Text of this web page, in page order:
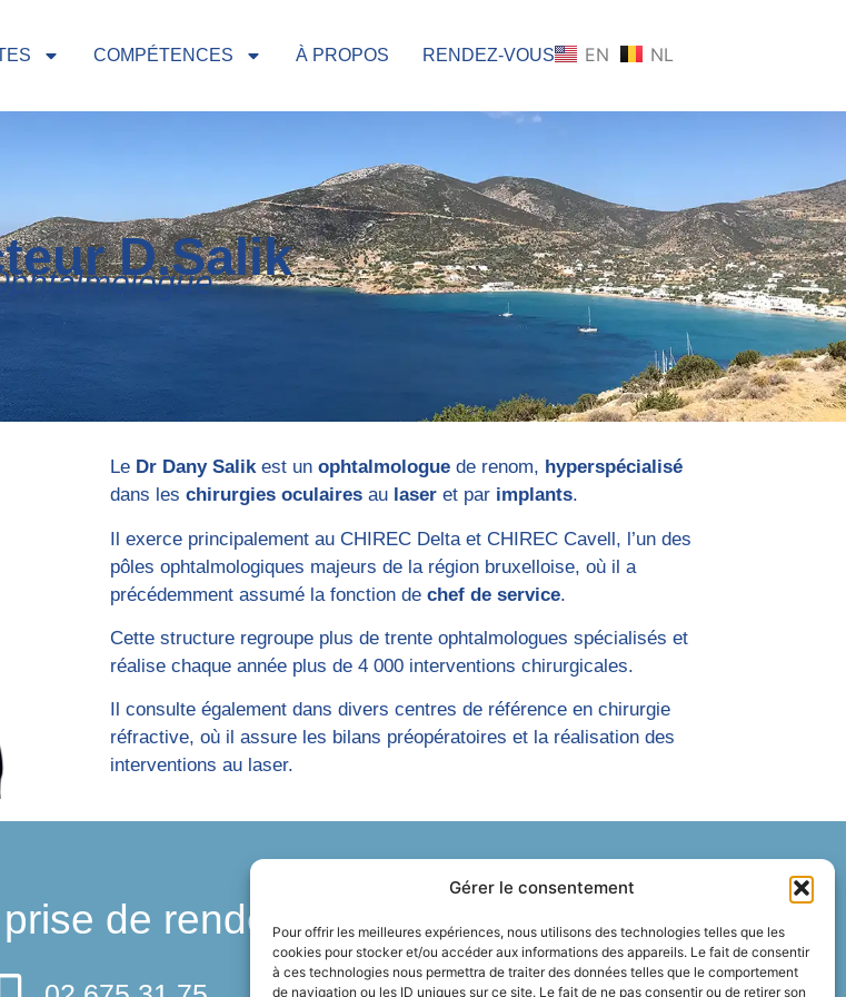
Gérer le consentement
Pour offrir les meilleures expériences, nous utilisons des technologies telles que les
cookies pour stocker et/ou accéder aux informations des appareils. Le fait de consentir
à ces technologies nous permettra de traiter des données telles que le comportement
de navigation ou les ID uniques sur ce site. Le fait de ne pas consentir ou de retirer son
COMPÉTENCES À PROPOS RENDEZ-VOUS EN NL
D.Salik
Le Dr Dany Salikest un ophtalmologue de renom, hyperspécialisé
dans les chirurgies oculaires au laser et par implants.
Il exerce principalement au CHIREC Delta et CHIREC Cavell, l’un des
pôles ophtalmologiques majeurs de la région bruxelloise, où il a
précédemment assumé la fonction de chef de service.
Cette structure regroupe plus de trente ophtalmologues spécialisés et
réalise chaque année plus de 4 000 interventions chirurgicales.
Il consulte également dans divers centres de référence en chirurgie
réfractive, où il assure les bilans préopératoires et la réalisation des
interventions au laser.
de rendez-vous